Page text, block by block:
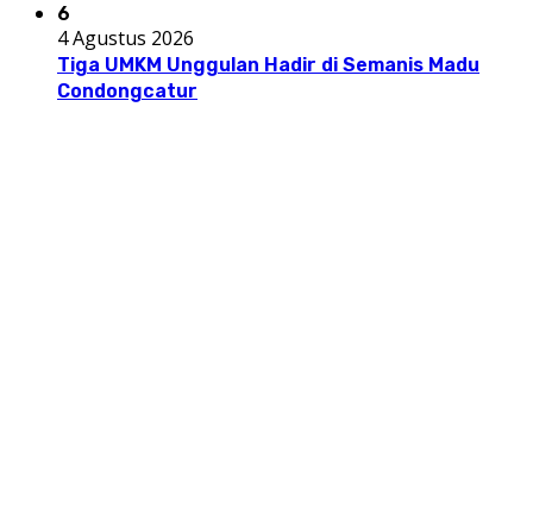
6
4 Agustus 2026
Tiga UMKM Unggulan Hadir di Semanis Madu
Condongcatur